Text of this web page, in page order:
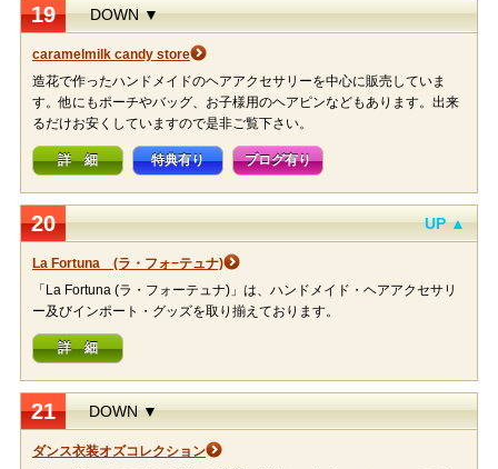
19 DOWN ▼
caramelmilk candy store
造花で作ったハンドメイドのヘアアクセサリーを中心に販売していま
す。他にもポーチやバッグ、お子様用のヘアピンなどもあります。出来
るだけお安くしていますので是非ご覧下さい。
詳 細 特典有り ブログ有り
20 UP ▲
La Fortuna (ラ・フォ−テュナ)
「La Fortuna (ラ・フォーテュナ)」は、ハンドメイド・ヘアアクセサリ
ー及びインポート・グッズを取り揃えております。
詳 細
21 DOWN ▼
ダンス衣装オズコレクション